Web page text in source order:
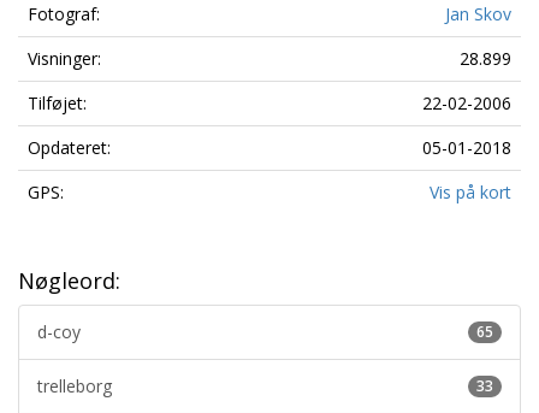
Fotograf:
Jan Skov
Visninger:
28.899
Tilføjet:
22-02-2006
Opdateret:
05-01-2018
GPS:
Vis på kort
Nøgleord:
65
d-coy
33
trelleborg